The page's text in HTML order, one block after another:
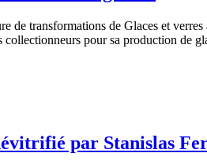
de transformations de Glaces et
pour sa production de
par Stanislas